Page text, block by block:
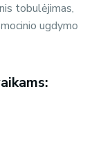
tobulėjimas,
ugdymo